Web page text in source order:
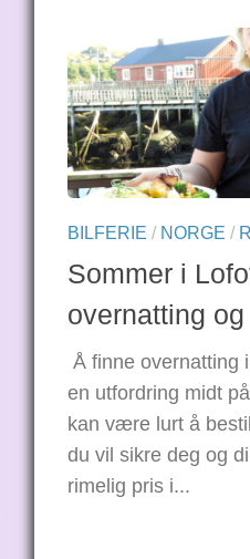
BILFERIE / NORGE /
Sommer i
overnatting
Å finne overnatting
en utfordring midt
kan være lurt å
du vil sikre deg og
rimelig pris i...